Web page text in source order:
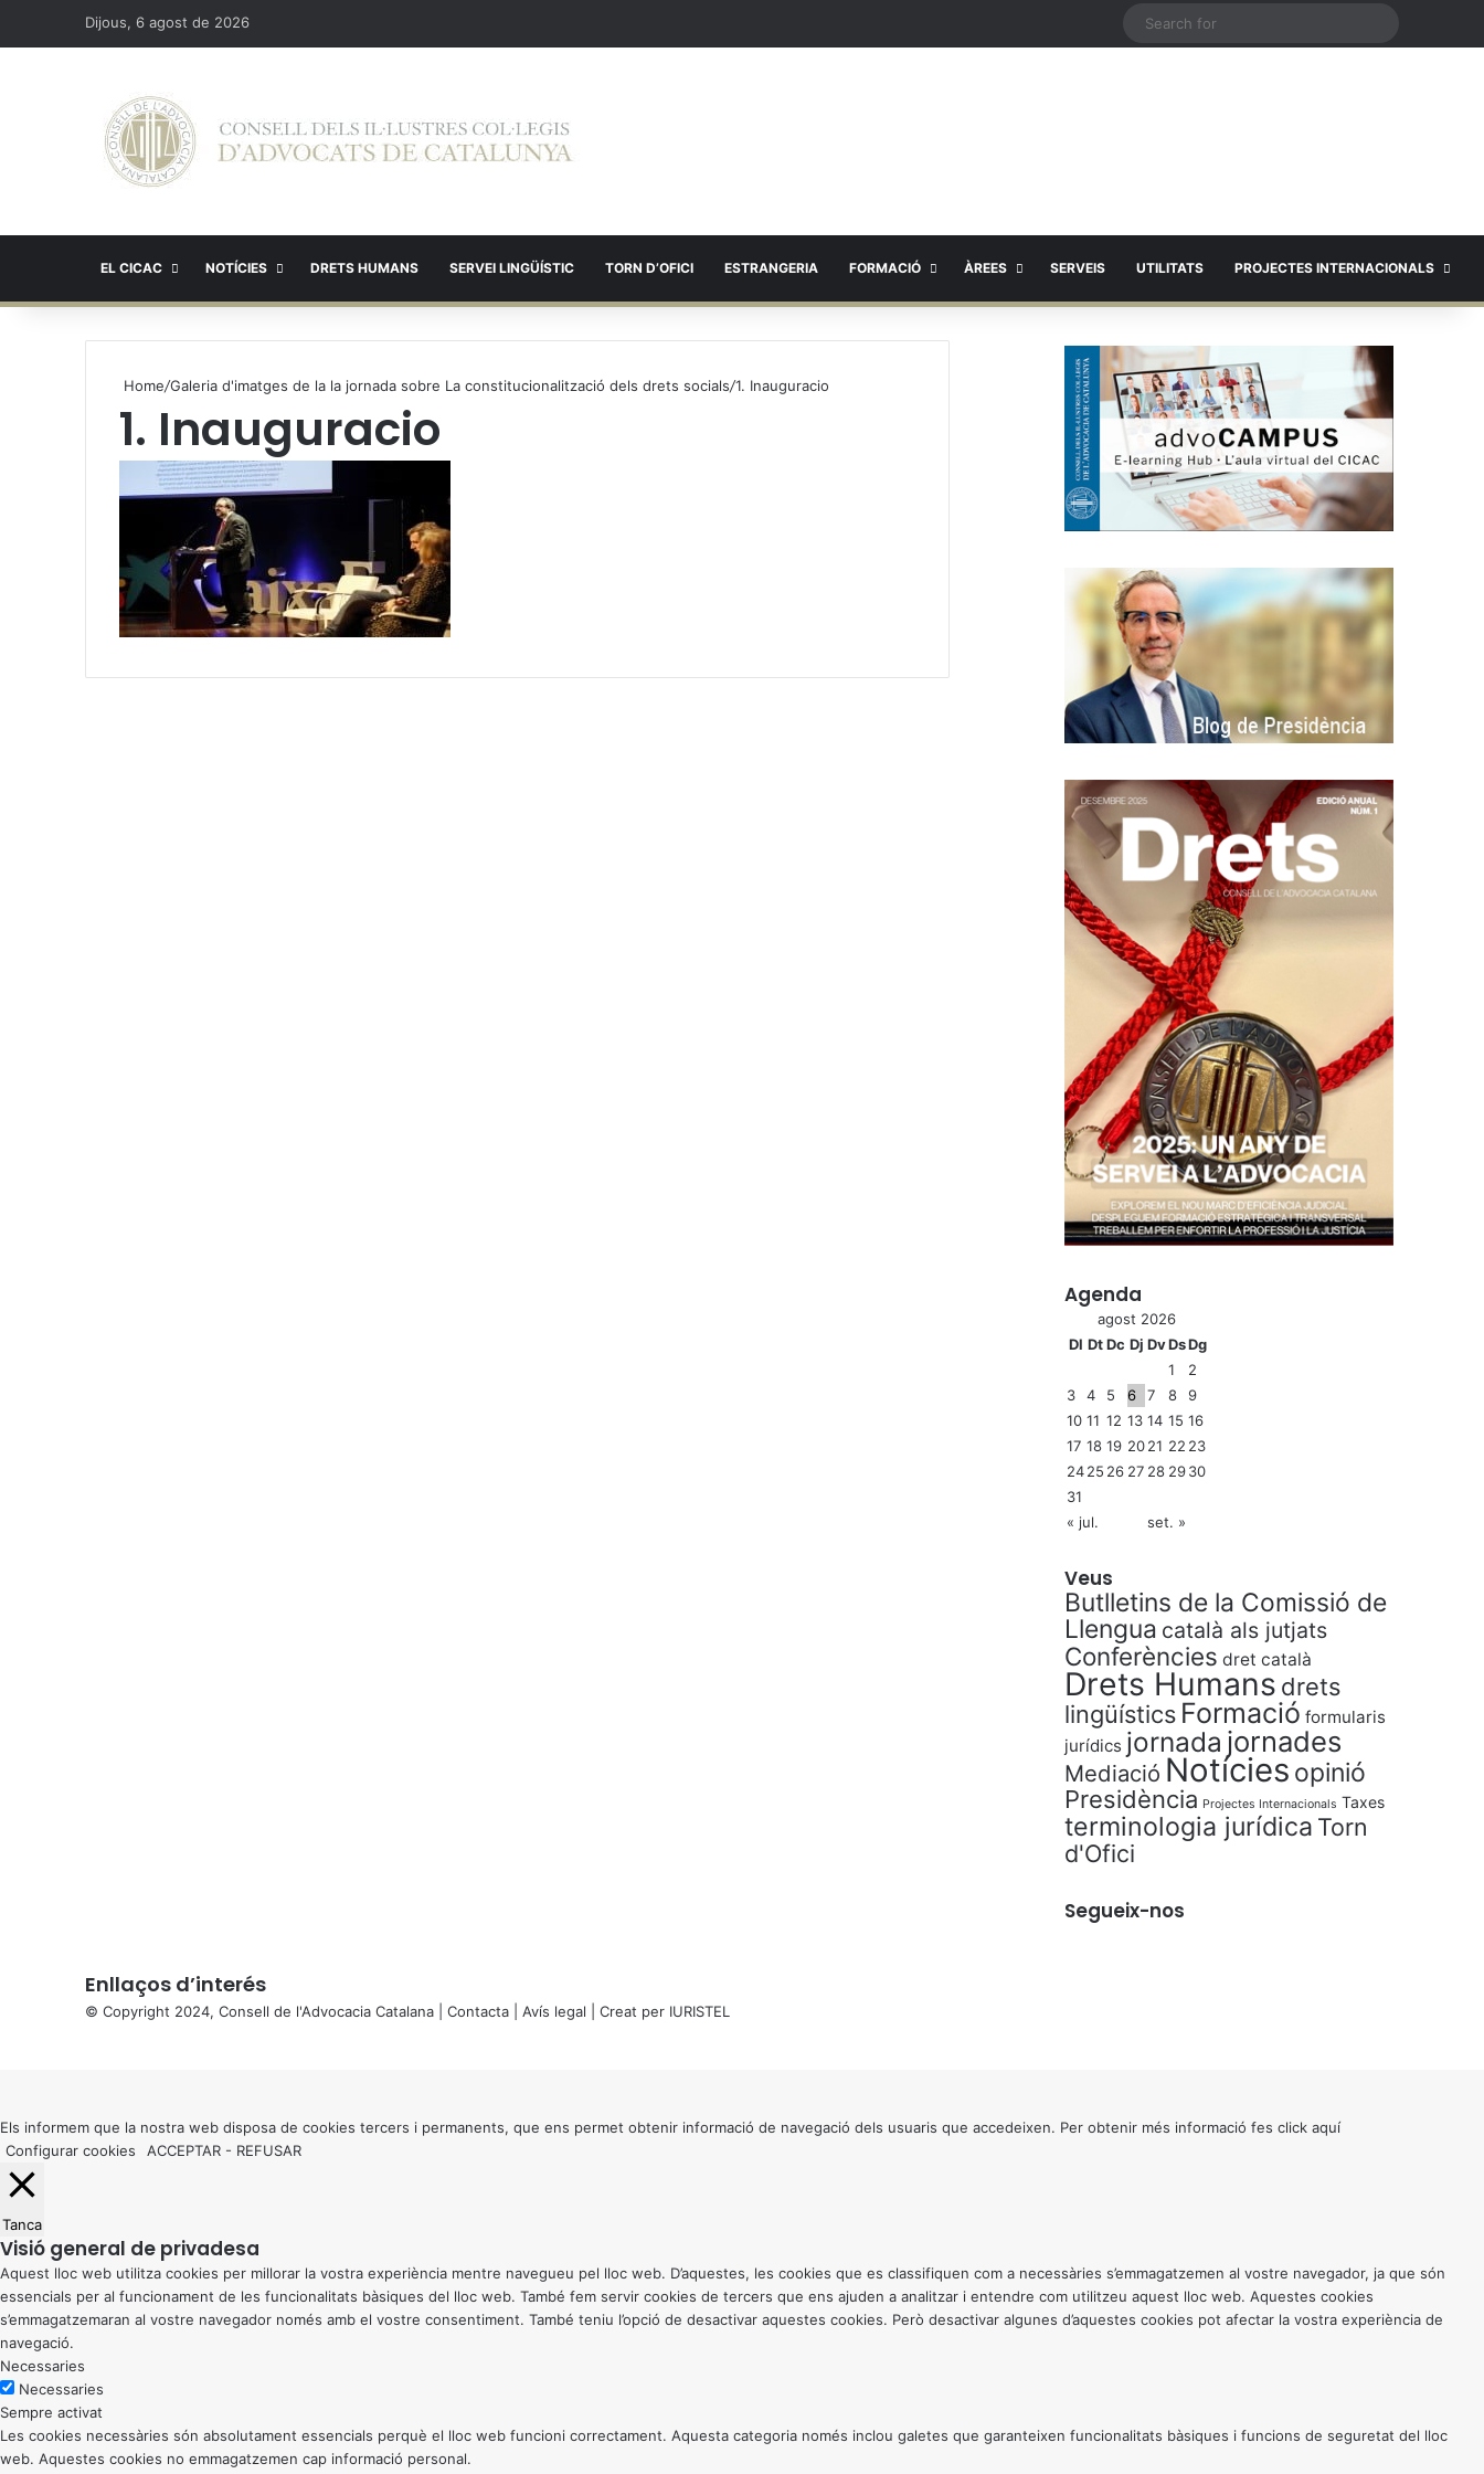
Dijous, 6 agost de 2026
EL CICAC NOTÍCIES DRETS HUMANS SERVEI LINGÜÍSTIC TORN D’OFICI ESTRANGERIA FORMACIÓ ÀREES SERVEIS UTILITATS PROJECTES INTERNACIONALS
Home/Galeria d'imatges de la la jornada sobre La constitucionalització dels drets socials/1. Inauguracio
1. Inauguracio
Agenda
agost 2026
Dl Dt Dc Dj DvDsDg
1
2
3
4 5 6 7 8
9
10 11 12 13 14 15 16
17 18 19 2021 22 23
2425 26 27 28 2930
31
« jul.
set. »
Veus
Butlletins de la Comissió de
Llengua català als jutjats
Conferències dret català
Drets Humans drets
lingüístics Formació formularis
jurídics jornada jornades
Mediació Notícies opinió
Presidència Projectes Internacionals Taxes
terminologia jurídica Torn
d'Ofici
Segueix-nos
Enllaços d’interés
© Copyright 2024, Consell de l'Advocacia Catalana | Contacta Avís legal | Creat per IURISTEL
button
Els informem que la nostra web disposa de cookies tercers i permanents, que ens permet obtenir informació de navegació dels usuaris que accedeixen. Per obtenir més informació fes click aquí
Configurar cookies
ACCEPTAR - REFUSAR
Tanca
Visió general de privadesa
Aquest lloc web utilitza cookies per millorar la vostra experiència mentre navegueu pel lloc web. D’aquestes, les cookies que es classifiquen com a necessàries s’emmagatzemen al vostre navegador, ja que són
essencials per al funcionament de les funcionalitats bàsiques del lloc web. També fem servir cookies de tercers que ens ajuden a analitzar i entendre com utilitzeu aquest lloc web. Aquestes cookies
s’emmagatzemaran al vostre navegador només amb el vostre consentiment. També teniu l’opció de desactivar aquestes cookies. Però desactivar algunes d’aquestes cookies pot afectar la vostra experiència de
navegació.
Necessaries
Necessaries
Sempre activat
Les cookies necessàries són absolutament essencials perquè el lloc web funcioni correctament. Aquesta categoria només inclou galetes que garanteixen funcionalitats bàsiques i funcions de seguretat del lloc
web. Aquestes cookies no emmagatzemen cap informació personal.